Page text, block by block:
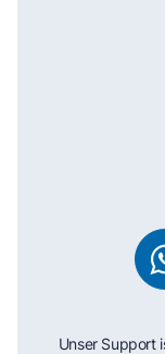
Unser Support